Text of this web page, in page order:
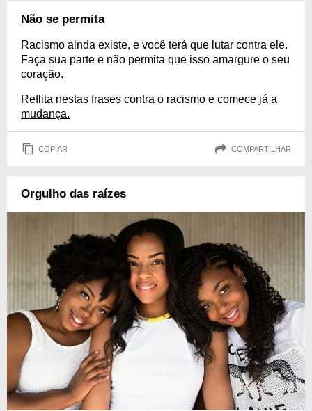
Não se permita
Racismo ainda existe, e você terá que lutar contra ele.
Faça sua parte e não permita que isso amargure o seu
coração.
Reflita nestas frases contra o racismo e comece já a
mudança.
COPIAR COMPARTILHAR
Orgulho das raízes